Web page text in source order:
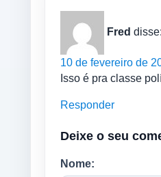
Fred disse:
10 de fevereiro de
Isso é pra classe
Responder
Deixe o seu
Nome: